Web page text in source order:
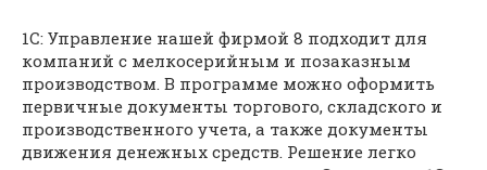
1С: Управление нашей фирмой 8 подходит для
компаний с мелкосерийным и позаказным
производством. В программе можно оформить
первичные документы торгового, складского и
производственного учета, а также документы
движения денежных средств. Решение легко